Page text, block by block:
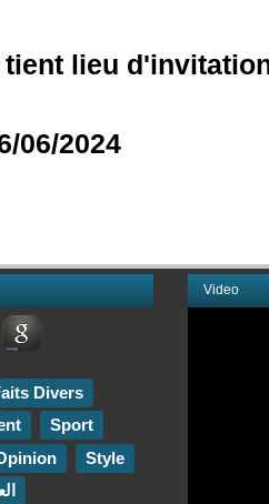
tient lieu
06/2024
Video
Divers
Sport
Style